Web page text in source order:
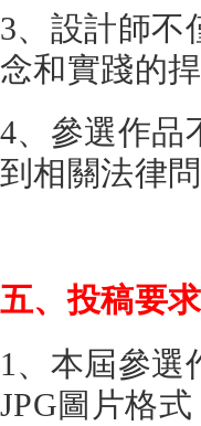
3、設計師不
念和實踐的
4、參選作品
到相關法律
五、投稿要求
1、本屆參選
JPG圖片格